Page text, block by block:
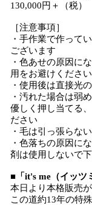
130,000円＋（税）
［注意事項］
・手作業で作って
ございます
・色あせの原因に
用をお避けください
・使用後は直接光
・汚れた場合は弱
優しく押し当てる
ださい
・毛は引っ張らな
・色落ちの原因に
剤は使用しないで
■「it's me（イッ
本日より本格販売
この道約13年の特